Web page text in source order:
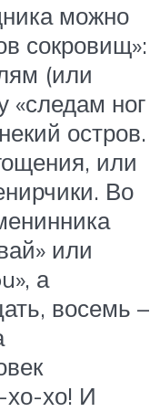
можно
сокровищ»:
(или
«следам ног
остров.
или
Во
или
а
восемь –
хо-хо! И